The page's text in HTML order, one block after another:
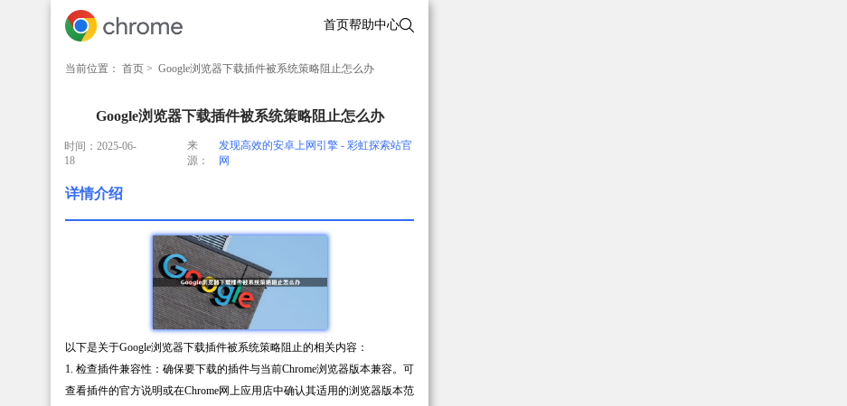
首页帮助中心
当前位置： 首页 > Google浏览器下载插件被系统策略阻止怎么办
Google浏览器下载插件被系统策略阻止怎么办
时间：2025-06-
18
来
源：
发现高效的安卓上网引擎 - 彩虹探索站官
网
详情介绍
以下是关于Google浏览器下载插件被系统策略阻止的相关内容：
1. 检查插件兼容性：确保要下载的插件与当前Chrome浏览器版本兼容。可
查看插件的官方说明或在Chrome网上应用店中确认其适用的浏览器版本范